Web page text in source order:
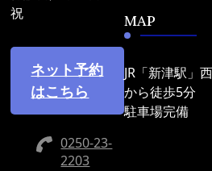
祝
ネット予約
はこちら
0250-23-
2203
MAP
JR「新津駅」
から徒歩5分
駐車場完備